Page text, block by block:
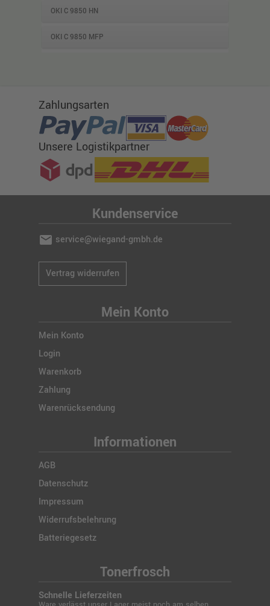
OKI C 9850 HN
OKI C 9850 MFP
Zahlungsarten
Unsere Logistikpartner
Kundenservice
mail service@wiegand-gmbh.de
Vertrag widerrufen
Mein Konto
Mein Konto
Login
Warenkorb
Zahlung
Warenrücksendung
Informationen
AGB
Datenschutz
Impressum
Widerrufsbelehrung
Batteriegesetz
Tonerfrosch
Schnelle Lieferzeiten